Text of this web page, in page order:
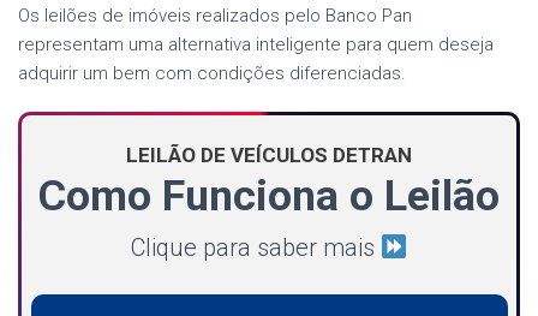
Os leilões de imóveis realizados pelo Banco Pan
representam uma alternativa inteligente para quem deseja
adquirir um bem com condições diferenciadas.
LEILÃO DE VEÍCULOS DETRAN
Como Funciona o Leilão
Clique para saber mais